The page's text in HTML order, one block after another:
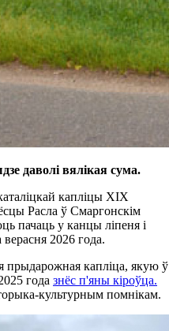
даволі вялікая сума.
капліцы XIX
Расла ў Смаргонскім
пачаць у канцы ліпеня і
2026 года.
прыдарожная капліца, якую ў
года знёс п'яны кіроўца.
культурным помнікам.